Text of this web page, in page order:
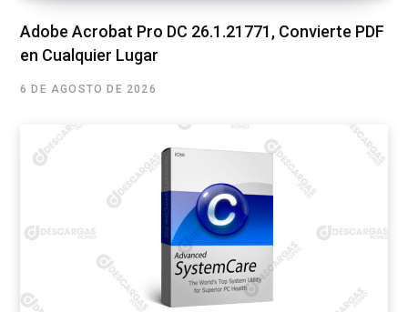
Adobe Acrobat Pro DC 26.1.21771, Convierte PDF
en Cualquier Lugar
6 DE AGOSTO DE 2026